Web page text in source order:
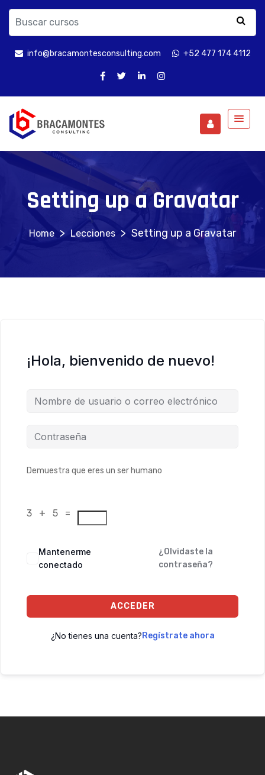
info@bracamontesconsulting.com +52 477 174 4112
Setting up a Gravatar
> Lecciones > Setting up a Gravatar
¡Hola, bienvenido de nuevo!
Demuestra que eres un ser humano
3 + 5 =
Mantenerme
conectado
¿Olvidaste la
contraseña?
ACCEDER
¿No tienes una cuenta?Regístrate ahora